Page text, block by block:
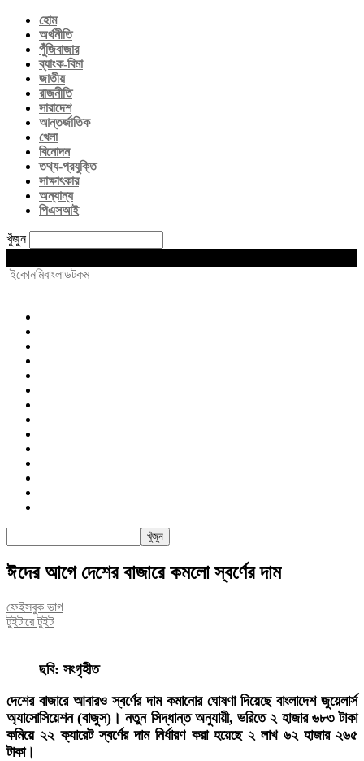
হোম
অর্থনীতি
পুঁজিবাজার
ব্যাংক-বিমা
জাতীয়
রাজনীতি
সারাদেশ
আন্তর্জাতিক
খেলা
বিনোদন
তথ্য-প্রযুক্তি
সাক্ষাৎকার
অন্যান্য
পিএসআই
খুঁজুন
ইকোনমিবাংলাডটকম
ঈদের আগে দেশের বাজারে কমলো স্বর্ণের দাম
ফেইসবুক ভাগ
টুইটারে টুইট
ছবি: সংগৃহীত
দেশের বাজারে আবারও স্বর্ণের দাম কমানোর ঘোষণা দিয়েছে বাংলাদেশ জুয়েলার্স
অ্যাসোসিয়েশন (বাজুস)। নতুন সিদ্ধান্ত অনুযায়ী, ভরিতে ২ হাজার ৬৮৩ টাকা
কমিয়ে ২২ ক্যারেট স্বর্ণের দাম নির্ধারণ করা হয়েছে ২ লাখ ৬২ হাজার ২৬৫
টাকা।